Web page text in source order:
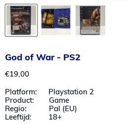
God of War - PS2
Huidige prijs
€19,00
Platform: Playstation 2
Product: Game
Regio: Pal (EU)
Leeftijd: 18+